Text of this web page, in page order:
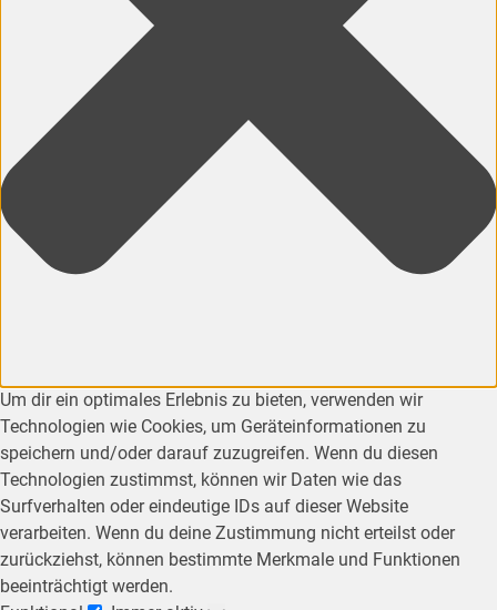
Um dir ein optimales Erlebnis zu bieten, verwenden wir
Technologien wie Cookies, um Geräteinformationen zu
speichern und/oder darauf zuzugreifen. Wenn du diesen
Technologien zustimmst, können wir Daten wie das
Surfverhalten oder eindeutige IDs auf dieser Website
verarbeiten. Wenn du deine Zustimmung nicht erteilst oder
zurückziehst, können bestimmte Merkmale und Funktionen
beeinträchtigt werden.